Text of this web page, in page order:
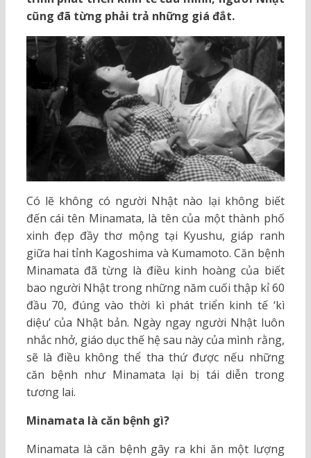
cũng đã từng phải trả những giá đắt.
Có lẽ không có người Nhật nào lại không biết
đến cái tên Minamata, là tên của một thành phố
xinh đẹp đầy thơ mộng tại Kyushu, giáp ranh
giữa hai tỉnh Kagoshima và Kumamoto. Căn bệnh
Minamata đã từng là điều kinh hoàng của biết
bao người Nhật trong những năm cuối thập kỉ 60
đầu 70, đúng vào thời kì phát triển kinh tế ‘kì
diệu’ của Nhật bản. Ngày ngay người Nhật luôn
nhắc nhở, giáo dục thế hệ sau này của mình rằng,
sẽ là điều không thể tha thứ được nếu những
căn bệnh như Minamata lại bị tái diễn trong
tương lai.
Minamata là căn bệnh gì?
Minamata là căn bệnh gây ra khi ăn một lượng